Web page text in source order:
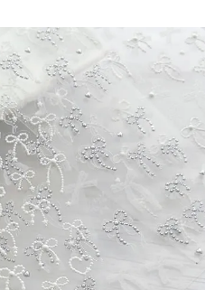
ネイルマシーン
在庫限り・わけあり商品